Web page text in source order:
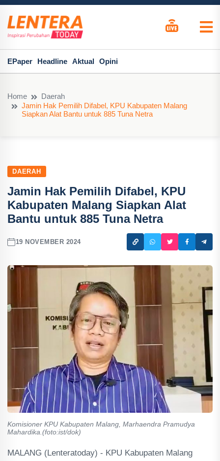
EPaper Headline Aktual Opini
Home
Daerah
Jamin Hak Pemilih Difabel, KPU Kabupaten Malang
Siapkan Alat Bantu untuk 885 Tuna Netra
DAERAH
Jamin Hak Pemilih Difabel, KPU
Kabupaten Malang Siapkan Alat
Bantu untuk 885 Tuna Netra
19 NOVEMBER 2024
Komisioner KPU Kabupaten Malang, Marhaendra Pramudya
Mahardika.(foto:ist/dok)
MALANG (Lenteratoday) - KPU Kabupaten Malang